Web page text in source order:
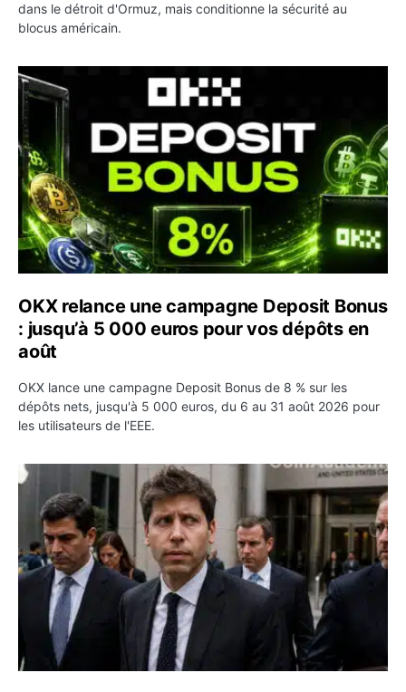
dans le détroit d'Ormuz, mais conditionne la sécurité au
blocus américain.
OKX relance une campagne Deposit Bonus : jusqu’à 5
OKX relance une campagne Deposit Bonus
: jusqu’à 5 000 euros pour vos dépôts en
août
OKX lance une campagne Deposit Bonus de 8 % sur les
dépôts nets, jusqu'à 5 000 euros, du 6 au 31 août 2026 pour
les utilisateurs de l'EEE.
OpenAI demande le rejet de la plainte d’Apple et